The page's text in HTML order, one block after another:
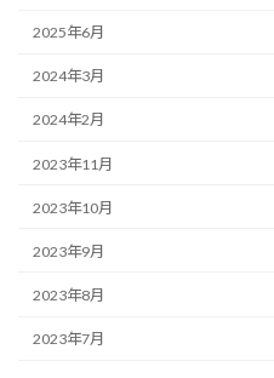
2025年6月
2024年3月
2024年2月
2023年11月
2023年10月
2023年9月
2023年8月
2023年7月